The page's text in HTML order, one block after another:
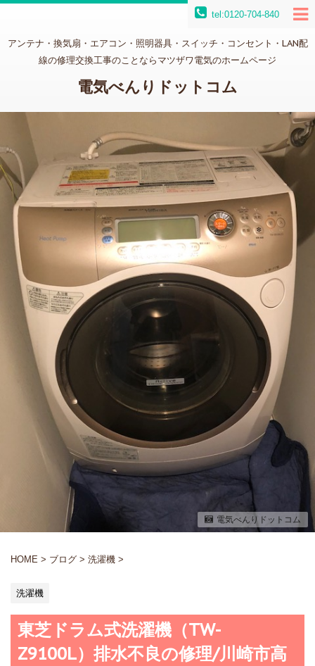
tel:0120-704-840
アンテナ・換気扇・エアコン・照明器具・スイッチ・コンセント・LAN配
線の修理交換工事のことならマツザワ電気のホームページ
電気べんりドットコム
電気べんりドットコム
HOME > ブログ > 洗濯機 >
洗濯機
東芝ドラム式洗濯機（TW-
Z9100L）排水不良の修理/川崎市高